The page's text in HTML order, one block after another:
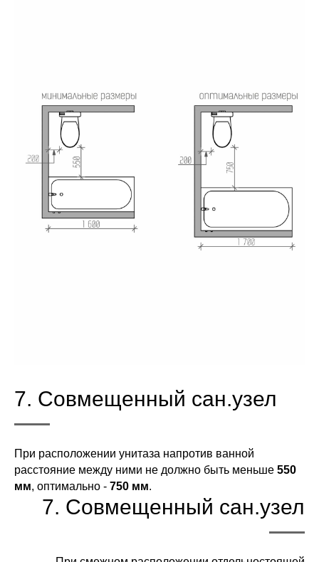
7. Совмещенный сан.узел
При расположении унитаза напротив ванной
расстояние между ними не должно быть меньше 550
мм, оптимально - 750 мм.
7. Совмещенный сан.узел